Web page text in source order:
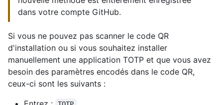
dans votre compte GitHub.
Si vous ne pouvez pas scanner le code QR
d'installation ou si vous souhaitez installer
manuellement une application TOTP et que vous avez
besoin des paramètres encodés dans le code QR,
ceux-ci sont les suivants :